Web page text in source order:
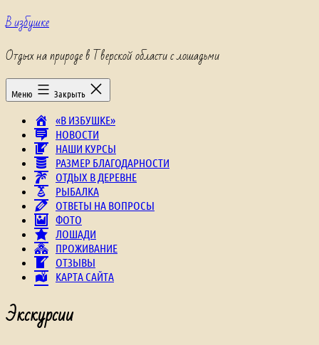
Перейти
к
В избушке
Отдых на природе в Тверской области с лошадьми
Меню Закрыть
«В ИЗБУШКЕ»
НОВОСТИ
НАШИ КУРСЫ
РАЗМЕР БЛАГОДАРНОСТИ
ОТДЫХ В ДЕРЕВНЕ
РЫБАЛКА
ОТВЕТЫ НА ВОПРОСЫ
ФОТО
ЛОШАДИ
ПРОЖИВАНИЕ
ОТЗЫВЫ
КАРТА САЙТА
Экскурсии